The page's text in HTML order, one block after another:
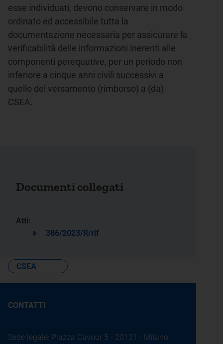
esse individuati, devono conservare in modo
ordinato ed accessibile tutta la
documentazione necessaria per assicurare la
verificabilità delle informazioni inerenti alle
componenti perequative, per un periodo non
inferiore a cinque anni civili successivi a
quello del versamento (rimborso) a (da)
CSEA.
Documenti collegati
Atti:
386/2023/R/rif
CSEA
CONTATTI
Sede legale: Piazza Cavour 5 - 20121 - Milano